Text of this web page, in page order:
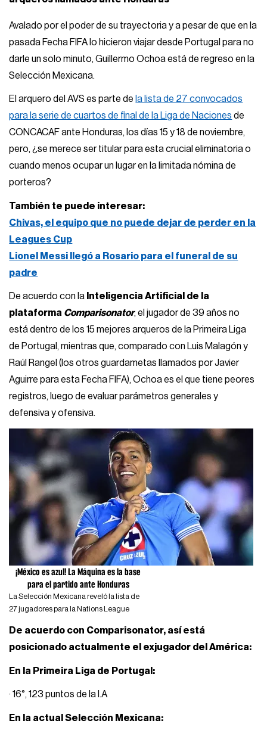
Avalado por el poder de su trayectoria y a pesar de que en la
pasada Fecha FIFA lo hicieron viajar desde Portugal para no
darle un solo minuto, Guillermo Ochoa está de regreso en la
Selección Mexicana.
El arquero del AVS es parte de la lista de 27 convocados
para la serie de cuartos de final de la Liga de Naciones de
CONCACAF ante Honduras, los días 15 y 18 de noviembre,
pero, ¿se merece ser titular para esta crucial eliminatoria o
cuando menos ocupar un lugar en la limitada nómina de
porteros?
También te puede interesar:
Chivas, el equipo que no puede dejar de perder en la
Leagues Cup
Lionel Messi llegó a Rosario para el funeral de su
padre
De acuerdo con la Inteligencia Artificial de la
plataforma Comparisonator, el jugador de 39 años no
está dentro de los 15 mejores arqueros de la Primeira Liga
de Portugal, mientras que, comparado con Luis Malagón y
Raúl Rangel (los otros guardametas llamados por Javier
Aguirre para esta Fecha FIFA), Ochoa es el que tiene peores
registros, luego de evaluar parámetros generales y
defensiva y ofensiva.
¡México es azul! La Máquina es la base
para el partido ante Honduras
La Selección Mexicana reveló la lista de
27 jugadores para la Nations League
De acuerdo con Comparisonator, así está
posicionado actualmente el exjugador del América:
En la Primeira Liga de Portugal:
· 16°, 123 puntos de la I.A
En la actual Selección Mexicana: